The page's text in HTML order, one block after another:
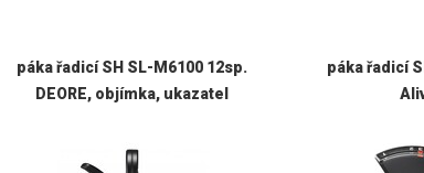
páka řadicí SH SL-M6100 12sp.
DEORE, objímka, ukazatel
páka řadicí